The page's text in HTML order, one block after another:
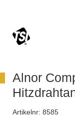
Alnor
Artikelnr: 8585